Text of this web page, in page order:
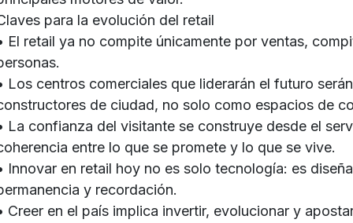
para la evolución del retail
El retail ya no compite únicamente por ventas,
Los centros comerciales que liderarán el futuro
de ciudad, no solo como espacios de
La confianza del visitante se construye desde el
entre lo que se promete y lo que se vive.
Innovar en retail hoy no es solo tecnología: es
y recordación.
Creer en el país implica invertir, evolucionar y